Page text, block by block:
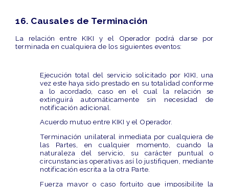
16. Causales de Terminación
La relación entre KIKI y el Operador podrá darse por
terminada en cualquiera de los siguientes eventos:
Ejecución total del servicio solicitado por KIKI, una
vez este haya sido prestado en su totalidad conforme
a lo acordado, caso en el cual la relación se
extinguirá automáticamente sin necesidad de
notificación adicional.
Acuerdo mutuo entre KIKI y el Operador.
Terminación unilateral inmediata por cualquiera de
las Partes, en cualquier momento, cuando la
naturaleza del servicio, su carácter puntual o
circunstancias operativas así lo justifiquen, mediante
notificación escrita a la otra Parte.
Fuerza mayor o caso fortuito que imposibilite la